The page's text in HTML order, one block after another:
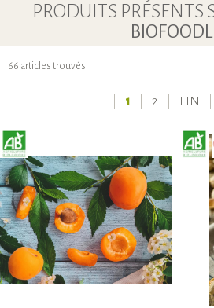
PRODUITS PRÉSENTS
66 articles trouvés
1 2 FIN